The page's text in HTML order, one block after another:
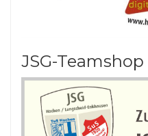
JSG-Teamshop